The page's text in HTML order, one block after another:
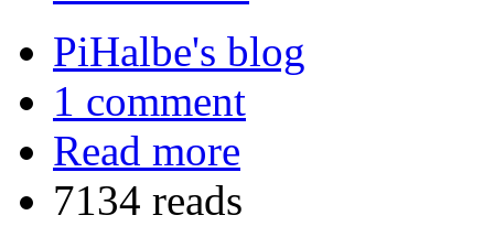
PiHalbe's blog
1 comment
Read more
7134 reads